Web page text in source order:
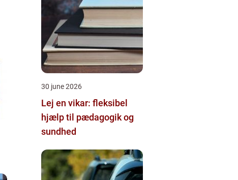
30 june 2026
Lej en vikar: fleksibel
hjælp til pædagogik og
sundhed